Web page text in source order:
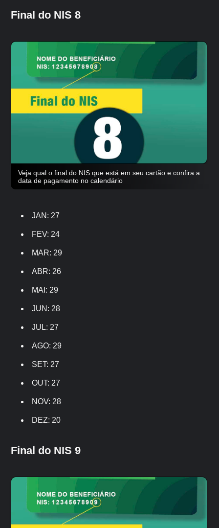
Final do NIS 8
Veja qual o final do NIS que está em seu cartão e confira a
data de pagamento no calendário
JAN: 27
FEV: 24
MAR: 29
ABR: 26
MAI: 29
JUN: 28
JUL: 27
AGO: 29
SET: 27
OUT: 27
NOV: 28
DEZ: 20
Final do NIS 9